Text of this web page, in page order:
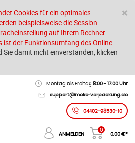
×
Cookies für ein optimales
beispielsweise die Session-
auf Ihrem Rechner
ist der Funktionsumfang des Online-
Sie damit nicht einverstanden, klicken
Montag bis Freitag 8:00 - 17:00 Uhr
support@meko-verpackung.de
04402-98530-10
ANMELDEN
0
0,00 €*